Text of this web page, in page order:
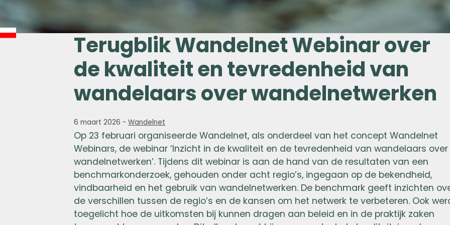
Terugblik Wandelnet Webinar over
de kwaliteit en tevredenheid van
wandelaars over wandelnetwerken
6 maart 2026 -Wandelnet
Op 23 februari organiseerde Wandelnet, als onderdeel van het concept Wandelnet
Webinars, de webinar ‘Inzicht in de kwaliteit en de tevredenheid van wandelaars over
wandelnetwerken’. Tijdens dit webinar is aan de hand van de resultaten van een
benchmarkonderzoek, gehouden onder acht regio’s, ingegaan op de bekendheid,
vindbaarheid en het gebruik van wandelnetwerken. De benchmark geeft inzichten
de verschillen tussen de regio’s en de kansen om het netwerk te verbeteren. Ook
toegelicht hoe de uitkomsten bij kunnen dragen aan beleid en in de praktijk zaken